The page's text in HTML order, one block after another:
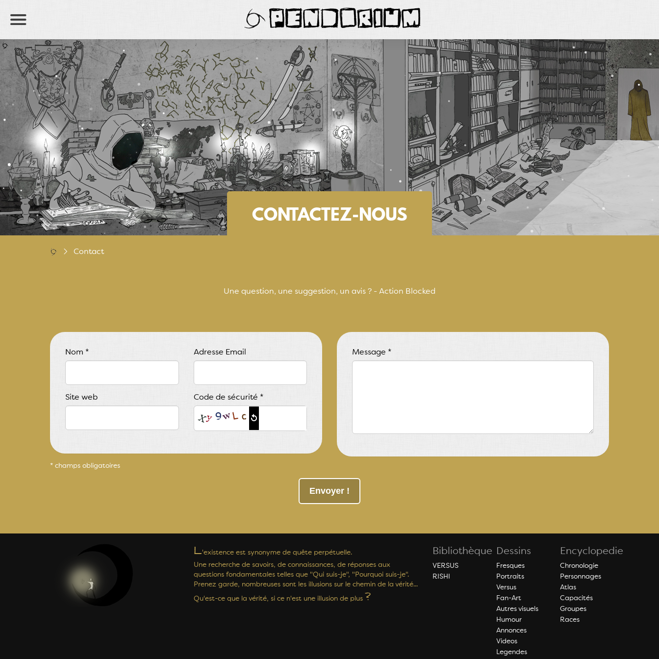
PENDORIUM
CONTACTEZ-NOUS
Contact
Une question, une suggestion, un avis ? - Action Blocked
Nom * Adresse Email
Site web Code de sécurité *
* champs obligatoires
Message *
Envoyer !
L'existence est synonyme de quête perpétuelle.
Une recherche de savoirs, de connaissances, de réponses aux
questions fondamentales telles que "Qui suis-je", "Pourquoi suis-je".
Prenez garde, nombreuses sont les illusions sur le chemin de la vérité...
Qu'est-ce que la vérité, si ce n'est une illusion de plus ?
Bibliothèque
VERSUS
RISHI
Dessins
Fresques
Portraits
Versus
Fan-Art
Autres visuels
Humour
Annonces
Videos
Legendes
Encyclopedie
Chronologie
Personnages
Atlas
Capacités
Groupes
Races